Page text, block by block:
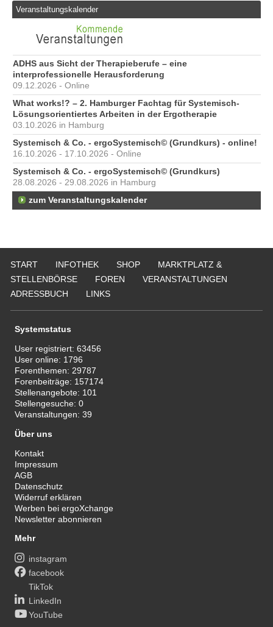
Veranstaltungskalender
ADHS aus Sicht der Therapieberufe – eine
interprofessionelle Herausforderung
09.12.2026 - Online
What works!? – 2. Hamburger Fachtag für Systemisch-
Lösungsorientiertes Arbeiten in der Ergotherapie
03.10.2026 in Hamburg
Systemisch & Co. - ergoSystemisch© (Grundkurs) - online!
16.10.2026 - 17.10.2026 - Online
Systemisch & Co. - ergoSystemisch© (Grundkurs)
28.08.2026 - 29.08.2026 in Hamburg
zum Veranstaltungskalender
START INFOTHEK SHOP
MARKTPLATZ &
STELLENBÖRSE
FOREN
VERANSTALTUNGEN
ADRESSBUCH
LINKS
Systemstatus
User registriert:63456
User online: 1796
Forenthemen: 29787
Forenbeiträge: 157174
Stellenangebote: 101
Stellengesuche:0
Veranstaltungen:39
Über uns
Kontakt
Impressum
AGB
Datenschutz
Widerruf erklären
Werben bei ergoXchange
Newsletter abonnieren
Mehr
instagram
facebook
TikTok
LinkedIn
YouTube